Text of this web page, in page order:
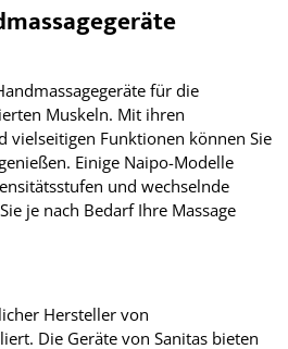
für die
Muskeln. Mit ihren
vielseitigen Funktionen können Sie
Einige Naipo-Modelle
und wechselnde
je nach Bedarf Ihre Massage
Hersteller von
Die Geräte von Sanitas bieten